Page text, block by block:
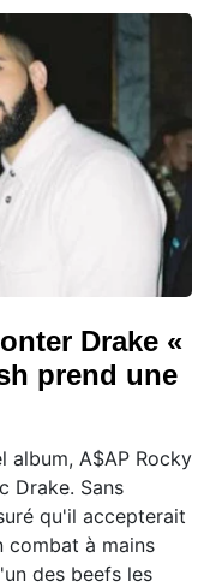
Drake «
prend une
album, A$AP Rocky
Drake. Sans
qu'il accepterait
combat à mains
des beefs les